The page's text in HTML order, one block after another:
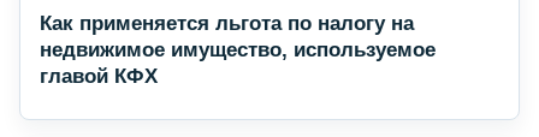
Как применяется льгота по налогу на
недвижимое имущество, используемое
главой КФХ